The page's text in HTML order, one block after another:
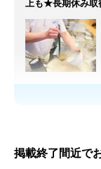
上も★長期休み取
掲載終了間近で